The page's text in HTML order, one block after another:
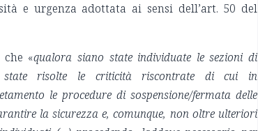
e urgenza adottata ai sensi dell’art. 50 del
che «qualora siano state individuate le sezioni di
risolte le criticità riscontrate di cui in
le procedure di sospensione/fermata delle
la sicurezza e, comunque, non oltre ulteriori